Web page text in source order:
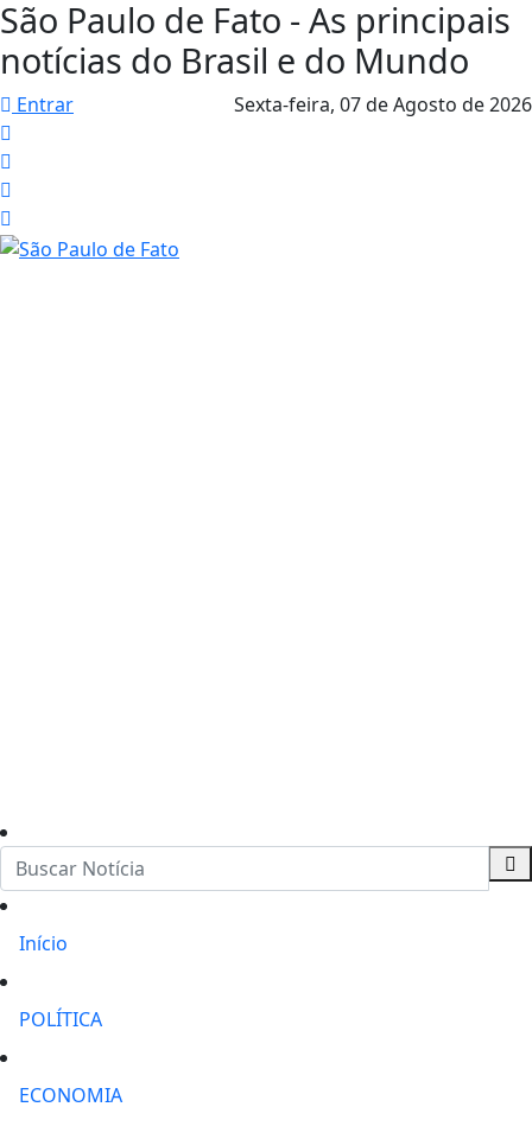
São Paulo de Fato - As principais
notícias do Brasil e do Mundo
Entrar Sexta-feira, 07 de Agosto de 2026
Início
POLÍTICA
ECONOMIA